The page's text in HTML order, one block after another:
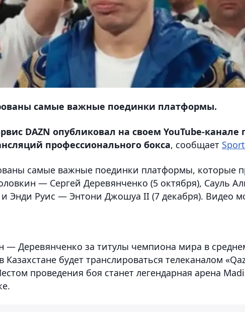
самые важные поединки платформы.
DAZN опубликовал на своем YouTube-канале
профессионального бокса, сообщает
самые важные поединки платформы, которые
— Сергей Деревянченко (5 октября), Сауль
и Энди Руис — Энтони Джошуа II (7 декабря). Видео
— Деревянченко за титулы чемпиона мира в
Казахстане будет транслироваться телеканалом
проведения боя станет легендарная арена